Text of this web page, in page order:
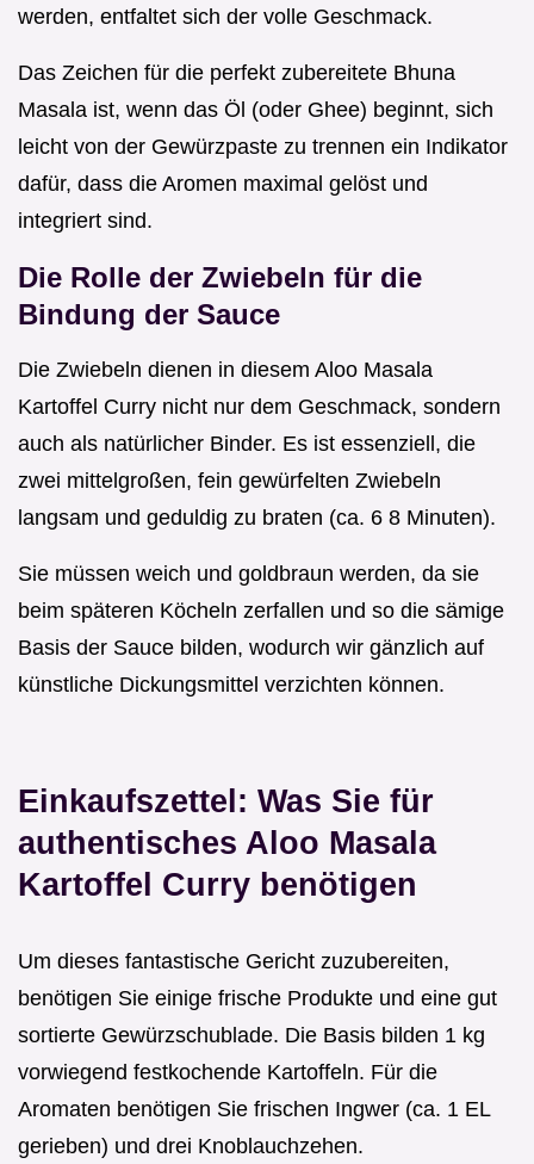
werden, entfaltet sich der volle Geschmack.
Das Zeichen für die perfekt zubereitete Bhuna
Masala ist, wenn das Öl (oder Ghee) beginnt, sich
leicht von der Gewürzpaste zu trennen ein Indikator
dafür, dass die Aromen maximal gelöst und
integriert sind.
Die Rolle der Zwiebeln für die
Bindung der Sauce
Die Zwiebeln dienen in diesem Aloo Masala
Kartoffel Curry nicht nur dem Geschmack, sondern
auch als natürlicher Binder. Es ist essenziell, die
zwei mittelgroßen, fein gewürfelten Zwiebeln
langsam und geduldig zu braten (ca. 6 8 Minuten).
Sie müssen weich und goldbraun werden, da sie
beim späteren Köcheln zerfallen und so die sämige
Basis der Sauce bilden, wodurch wir gänzlich auf
künstliche Dickungsmittel verzichten können.
Einkaufszettel: Was Sie für
authentisches Aloo Masala
Kartoffel Curry benötigen
Um dieses fantastische Gericht zuzubereiten,
benötigen Sie einige frische Produkte und eine gut
sortierte Gewürzschublade. Die Basis bilden 1 kg
vorwiegend festkochende Kartoffeln. Für die
Aromaten benötigen Sie frischen Ingwer (ca. 1 EL
gerieben) und drei Knoblauchzehen.